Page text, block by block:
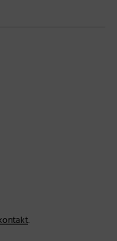
.